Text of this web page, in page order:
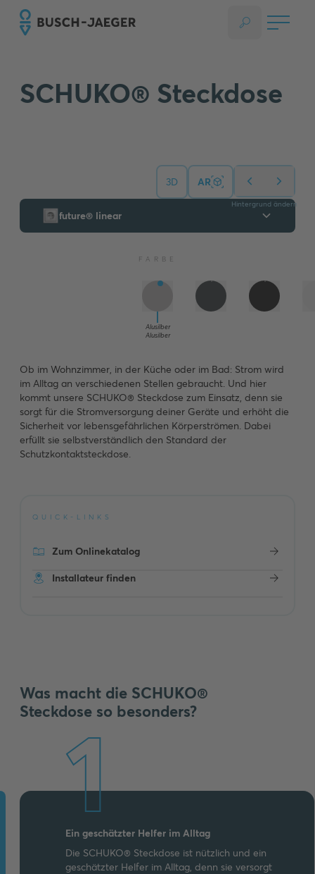
SCHUKO® Steckdose
3D AR
Hintergrund ändern
future® linear
FARBE
Alusilber
Alusilber
Ob im Wohnzimmer, in der Küche oder im Bad: Strom wird
im Alltag an verschiedenen Stellen gebraucht. Und hier
kommt unsere SCHUKO® Steckdose zum Einsatz, denn sie
sorgt für die Stromversorgung deiner Geräte und erhöht die
Sicherheit vor lebensgefährlichen Körperströmen. Dabei
erfüllt sie selbstverständlich den Standard der
Schutzkontaktsteckdose.
QUICK-LINKS
Zum Onlinekatalog
Installateur finden
Was macht die SCHUKO®
Steckdose so besonders?
1
Ein geschätzter Helfer im Alltag
Die SCHUKO® Steckdose ist nützlich und ein
geschätzter Helfer im Alltag, denn sie versorgt